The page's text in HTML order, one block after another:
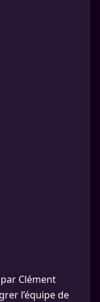
Clément
l’équipe de